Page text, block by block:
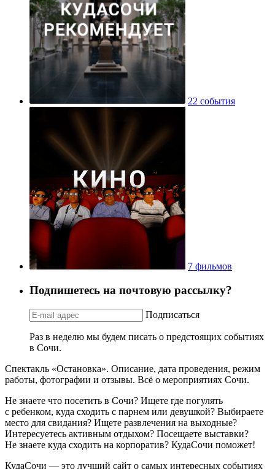
22 события
7 фильмов
Подпишетесь на почтовую рассылку?
Подписаться
Раз в неделю мы будем писать о предстоящих событиях
в Сочи.
Спектакль «Остановка». Описание, дата проведения, режим
работы, фотографии и отзывы. Всё о мероприятиях Сочи.
Не знаете что посетить в Сочи? Ищете где погулять
с ребенком, куда сходить с парнем или девушкой? Выбираете
место для свидания? Ищете развлечения на выходные?
Интересуетесь активным отдыхом? Посещаете выставки?
Не знаете куда сходить на корпоратив? КудаСочи поможет!
КудаСочи — это лучший сайт о самых интересных событиях